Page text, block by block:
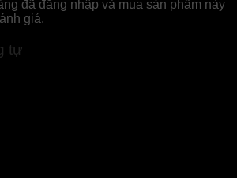
đã đăng nhập và mua sản phẩm này
giá.
tự